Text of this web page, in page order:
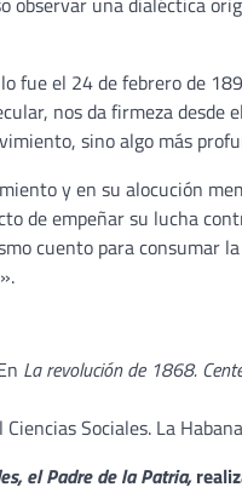
fue el 24 de febrero de
nos da firmeza
sino algo más
y en su alocución
de empeñar su lucha
cuento para consumar
La revolución de 1868.
Sociales. La
el Padre de la Patria,